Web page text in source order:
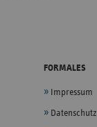
FORMALES
Impressum
Datenschutz